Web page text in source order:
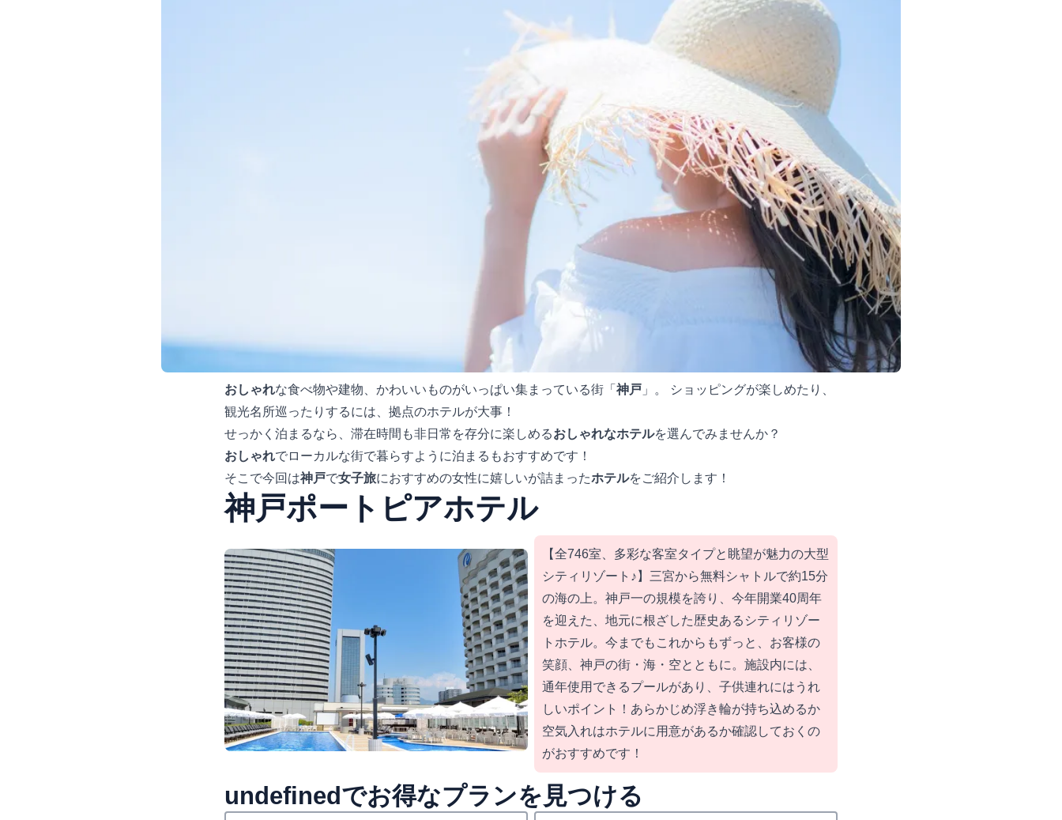
おしゃれな食べ物や建物、かわいいものがいっぱい集まっている街「 神戸 」。 ショッピングが楽しめたり、
観光名所巡ったりするには、拠点のホテルが大事！
せっかく泊まるなら、滞在時間も非日常を存分に楽しめるおしゃれなホテルを選んでみませんか？
おしゃれでローカルな街で暮らすように泊まるもおすすめです！
そこで今回は神戸で女子旅におすすめの女性に嬉しいが詰まったホテルをご紹介します！
神戸ポートピアホテル
【全746室、多彩な客室タイプと眺望が魅力の大型
シティリゾート♪】三宮から無料シャトルで約15分
の海の上。神戸一の規模を誇り、今年開業40周年
を迎えた、地元に根ざした歴史あるシティリゾー
トホテル。今までもこれからもずっと、お客様の
笑顔、神戸の街・海・空とともに。施設内には、
通年使用できるプールがあり、子供連れにはうれ
しいポイント！あらかじめ浮き輪が持ち込めるか
空気入れはホテルに用意があるか確認しておくの
がおすすめです！
undefinedでお得なプランを見つける